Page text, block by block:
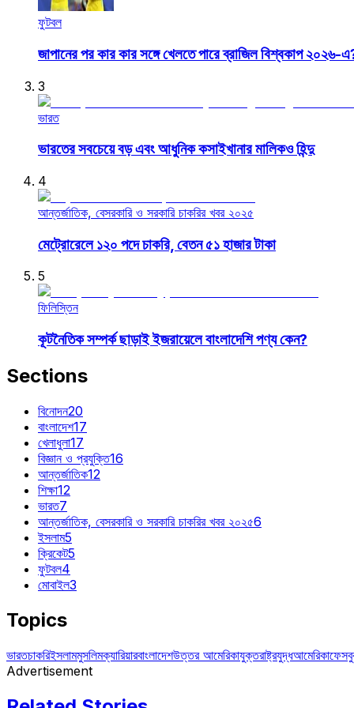
ফুটবল
জাপানের পর কার কার সঙ্গে খেলতে পারে ব্রাজিল বিশ্বকাপ ২০২৬-
3
ভারত
ভারতের সবচেয়ে বড় এবং আধুনিক কসাইখানার মালিকও হিন্দু
4
আন্তর্জাতিক, বেসরকারি ও সরকারি চাকরির খবর ২০২৫
মেট্রোরেলে ১২০ পদে চাকরি, বেতন ৫১ হাজার টাকা
5
ফিলিস্তিন
কূটনৈতিক সম্পর্ক ছাড়াই ইজরায়েলে বাংলাদেশি পণ্য কেন?
Sections
বিনোদন20
বাংলাদেশ17
খেলাধুলা17
বিজ্ঞান ও প্রযুক্তি16
আন্তর্জাতিক12
শিক্ষা12
ভারত7
আন্তর্জাতিক, বেসরকারি ও সরকারি চাকরির খবর ২০২৫6
ইসলাম5
ক্রিকেট5
ফুটবল4
মোবাইল3
Topics
ভারতচাকরিইসলামমুসলিমক্যারিয়ারবাংলাদেশউত্তর আমেরিকাযুক্তরাষ্ট্রযুদ্ধআমেরিকা
Advertisement